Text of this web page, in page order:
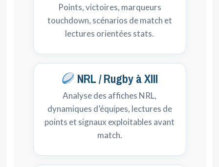
Points, victoires, marqueurs
touchdown, scénarios de match et
lectures orientées stats.
NRL / Rugby à XIII
Analyse des affiches NRL,
dynamiques d’équipes, lectures de
points et signaux exploitables avant
match.